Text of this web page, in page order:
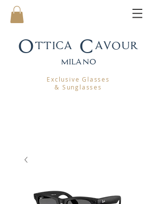
Ottica Cavour
milano
Exclusive Glasses
& Sunglasses